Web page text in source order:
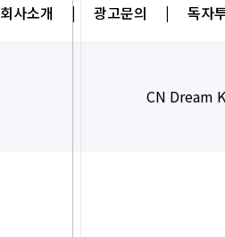
회사소개 | 광고문의 | 독자
CN Dream